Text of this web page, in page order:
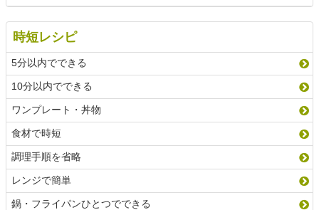
時短レシピ
5分以内でできる
10分以内でできる
ワンプレート・丼物
食材で時短
調理手順を省略
レンジで簡単
鍋・フライパンひとつでできる